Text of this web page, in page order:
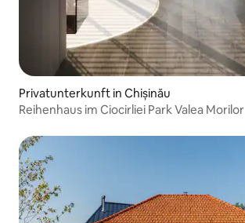
Privatunterkunft in Chișinău
Reihenhaus im Ciocirliei Park Valea Morilor